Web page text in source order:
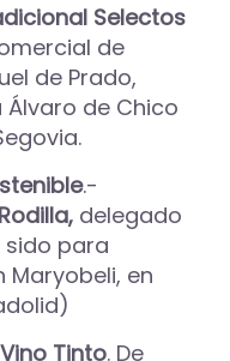
Selectos
de
de Prado,
de Chico
.-
delegado
sido para
Maryobeli, en
Tinto. De